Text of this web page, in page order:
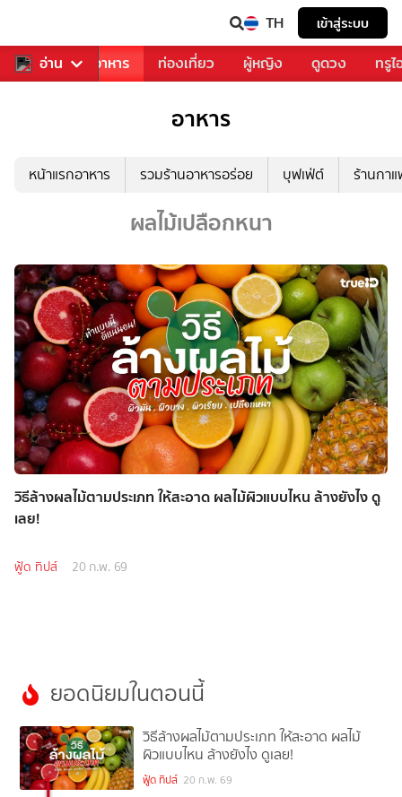
TH เข้าสู่ระบบ
อ่าน
การเพลง อาหาร ท่องเที่ยว ผู้หญิง ดูดวง ทรู
อาหาร
หน้าแรกอาหาร รวมร้านอาหารอร่อย บุฟเฟ่ต์ ร้านกา
ผลไม้เปลือกหนา
วิธีล้างผลไม้ตามประเภท ให้สะอาด ผลไม้ผิวแบบไหน ล้างยังไง ดู
เลย!
ฟู้ด ทิปส์ 20 ก.พ. 69
ยอดนิยมในตอนนี้
วิธีล้างผลไม้ตามประเภท ให้สะอาด ผลไม้
ผิวแบบไหน ล้างยังไง ดูเลย!
ฟู้ด ทิปส์ 20 ก.พ. 69